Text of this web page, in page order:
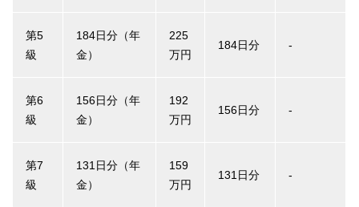
第5
級
184日分（年
金）
225
万円
184日分 -
第6
級
156日分（年
金）
192
万円
156日分 -
第7
級
131日分（年
金）
159
万円
131日分 -